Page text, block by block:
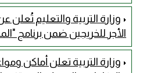
وزارة التربية والتعليم
الأجر للخريجين ضمن برنامج
وزارة التربية تعلن أماكن